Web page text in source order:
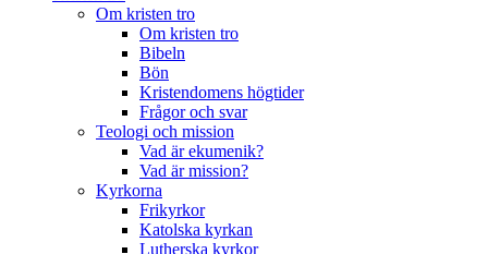
Om kristen tro
Om kristen tro
Bibeln
Bön
Kristendomens högtider
Frågor och svar
Teologi och mission
Vad är ekumenik?
Vad är mission?
Kyrkorna
Frikyrkor
Katolska kyrkan
Lutherska kyrkor